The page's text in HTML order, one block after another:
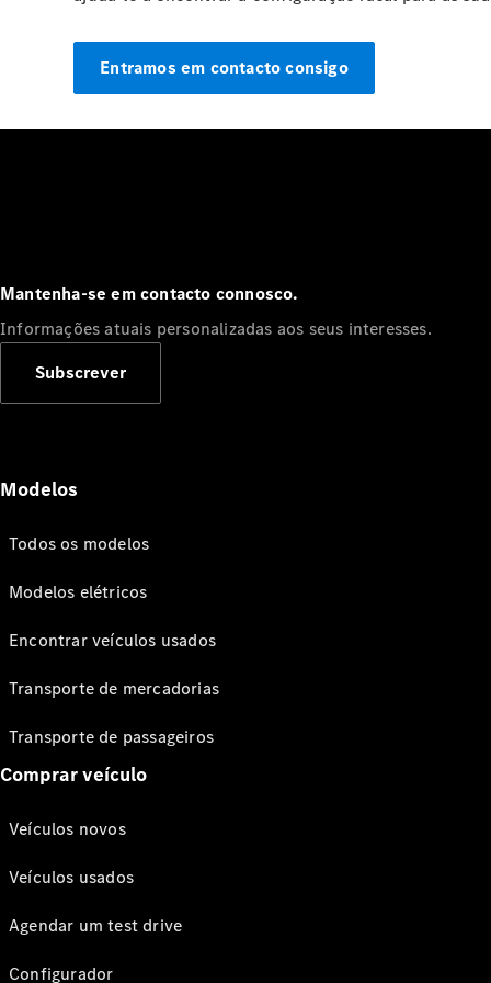
Entramos em contacto consigo
Mantenha-se em contacto connosco.
Informações atuais personalizadas aos seus interesses.
Subscrever
Modelos
Todos os modelos
Modelos elétricos
Encontrar veículos usados
Transporte de mercadorias
Transporte de passageiros
Comprar veículo
Veículos novos
Veículos usados
Agendar um test drive
Configurador